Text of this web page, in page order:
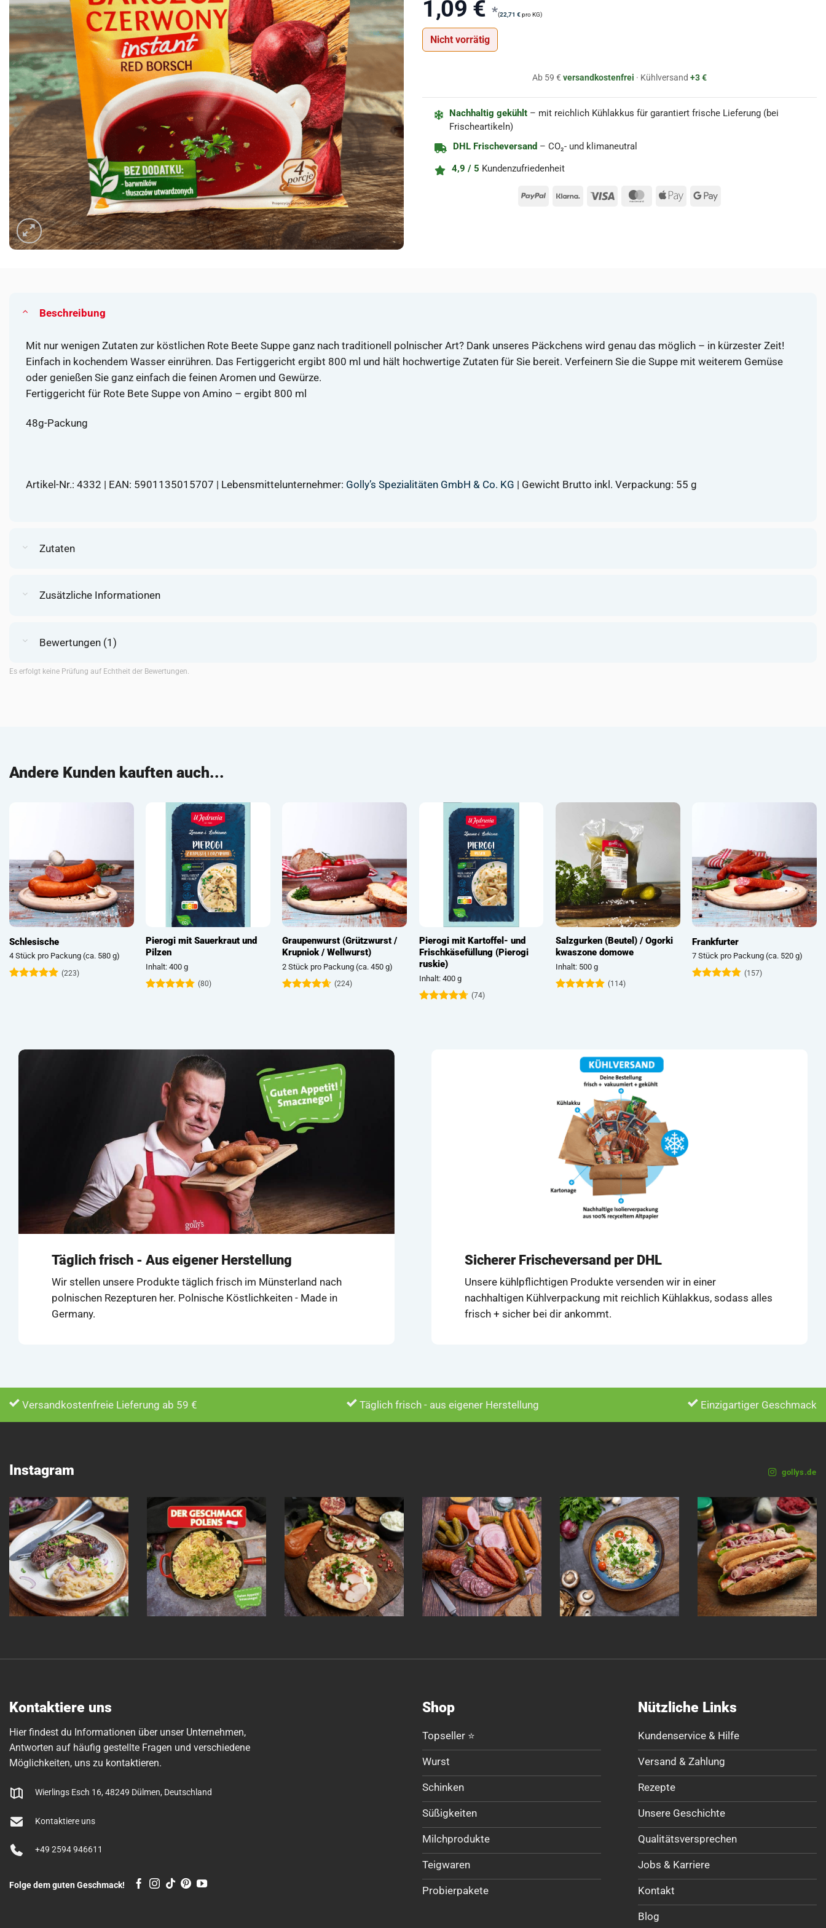
Kundenbewertung
1,09 € *(22,71 €pro KG)
Nicht vorrätig
Ab 59 € versandkostenfrei · Kühlversand +3 €
Nachhaltig gekühlt– mit reichlich Kühlakkus für garantiert frische Lieferung (bei
Frischeartikeln)
DHL Frischeversand – CO₂- und klimaneutral
4,9 / 5 Kundenzufriedenheit
PayPal Klarna Visa MasterCard
Apple Google
Beschreibung
Mit nur wenigen Zutaten zur köstlichen Rote Beete Suppe ganz nach traditionell polnischer Art? Dank unseres Päckchens wird genau das möglich – in kürzester Zeit!
Einfach in kochendem Wasser einrühren. Das Fertiggericht ergibt 800 ml und hält hochwertige Zutaten für Sie bereit. Verfeinern Sie die Suppe mit weiterem Gemüse
oder genießen Sie ganz einfach die feinen Aromen und Gewürze.
Fertiggericht für Rote Bete Suppe von Amino – ergibt 800 ml
48g-Packung
Artikel-Nr.: 4332 | EAN: 5901135015707 | Lebensmittelunternehmer: Golly’s Spezialitäten GmbH & Co. KG | Gewicht Brutto inkl. Verpackung: 55 g
Zutaten
Zusätzliche Informationen
Bewertungen (1)
Es erfolgt keine Prüfung auf Echtheit der Bewertungen.
Andere Kunden kauften auch...
Schlesische
4 Stück pro Packung (ca. 580 g)
(223)
Pierogi mit Sauerkraut und
Pilzen
Inhalt: 400 g
(80)
Graupenwurst (Grützwurst /
Krupniok / Wellwurst)
2 Stück pro Packung (ca. 450 g)
(224)
Pierogi mit Kartoffel- und
Frischkäsefüllung (Pierogi
ruskie)
Inhalt: 400 g
(74)
Salzgurken (Beutel) / Ogorki
kwaszone domowe
Inhalt: 500 g
(114)
Frankfurter
7 Stück pro Packung (ca. 520 g)
(157)
Täglich frisch - Aus eigener Herstellung
Wir stellen unsere Produkte täglich frisch im Münsterland nach
polnischen Rezepturen her. Polnische Köstlichkeiten - Made in
Germany.
Sicherer Frischeversand per DHL
Unsere kühlpflichtigen Produkte versenden wir in einer
nachhaltigen Kühlverpackung mit reichlich Kühlakkus, sodass alles
frisch + sicher bei dir ankommt.
Versandkostenfreie Lieferung ab 59 € Täglich frisch - aus eigener Herstellung Einzigartiger Geschmack
Instagram gollys.de
Kontaktiere uns
Hier findest du Informationen über unser Unternehmen,
Antworten auf häufig gestellte Fragen und verschiedene
Möglichkeiten, uns zu kontaktieren.
Wierlings Esch 16, 48249 Dülmen, Deutschland
Kontaktiere uns
+49 2594 946611
Folge dem guten Geschmack!
Shop
Topseller ⭐
Wurst
Schinken
Süßigkeiten
Milchprodukte
Teigwaren
Probierpakete
Nützliche Links
Kundenservice & Hilfe
Versand & Zahlung
Rezepte
Unsere Geschichte
Qualitätsversprechen
Jobs & Karriere
Kontakt
Blog